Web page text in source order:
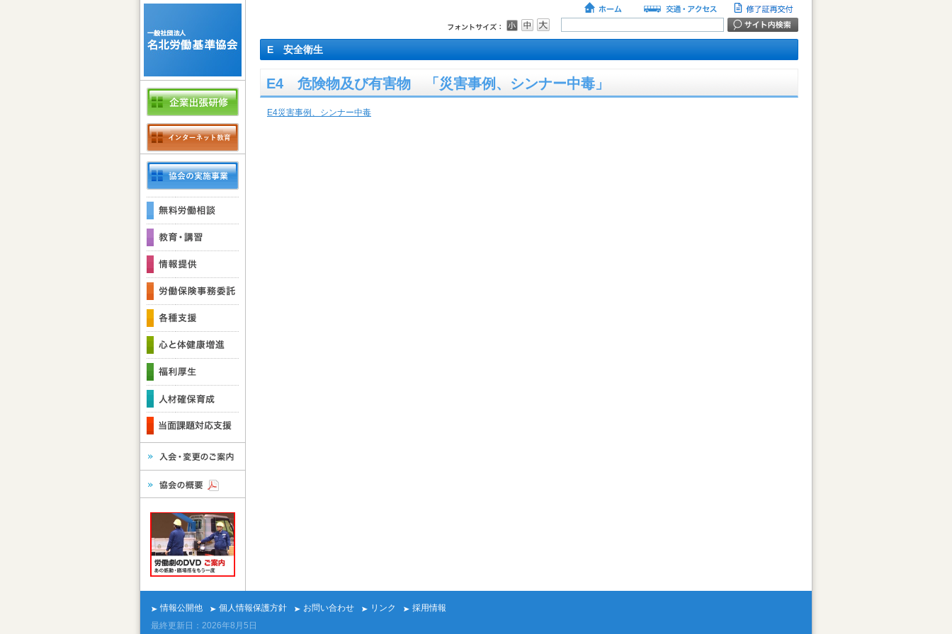
E 安全衛生
E4 危険物及び有害物 「災害事例、シンナー中毒」
E4災害事例、シンナー中毒
情報公開他 個人情報保護方針 お問い合わせ リンク
採用情報
最終更新日：2026年8月5日